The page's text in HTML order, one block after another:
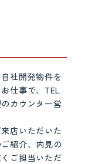
社開発物件を
仕事で、TEL
カウンター営
店いただいた
紹介、内見の
ご担当いただ